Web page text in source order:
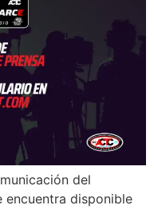
del
encuentra disponible